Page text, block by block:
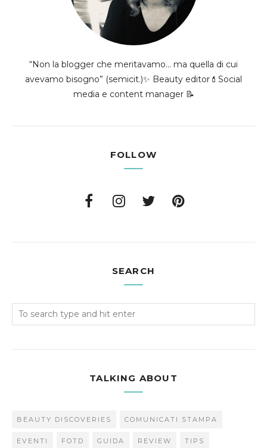
“Non la blogger che meritavamo... ma quella di cui
avevamo bisogno” (semicit.)✨ Beauty editor💄Social
media e content manager 📝
FOLLOW
SEARCH
TALKING ABOUT
BEAUTY DISCOVERIES COMUNICATI STAMPA
EVENTI FOTD GUIDA REVIEW TIPS